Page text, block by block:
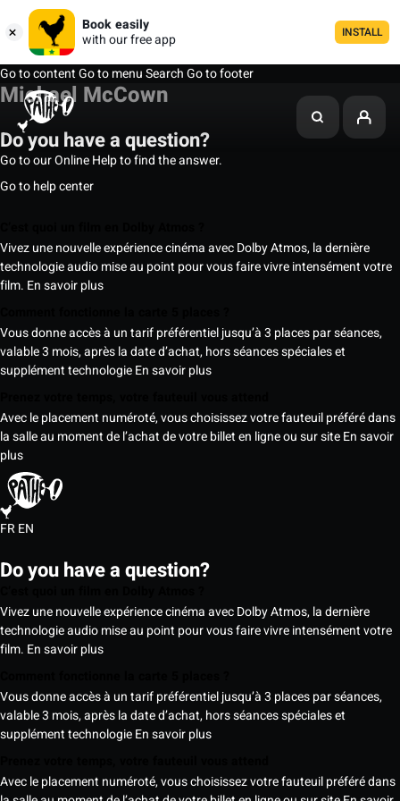
Book easily
with our free app
INSTALL
Go to contentGo to menuSearchGo to footer
Michael McCown
Do you have a question?
Go to our Online Help to find the answer.
Go to help center
Vivez une nouvelle expérience cinéma avec Dolby Atmos, la dernière
technologie audio mise au point pour vous faire vivre intensément votre
film. En savoir plus
Vous donne accès à un tarif préférentiel jusqu’à 3 places par séances,
valable 3 mois, après la date d’achat, hors séances spéciales et
supplément technologieEn savoir plus
Avec le placement numéroté, vous choisissez votre fauteuil préféré dans
la salle au moment de l’achat de votre billet en ligne ou sur siteEn savoir
plus
FREN
Do you have a question?
Vivez une nouvelle expérience cinéma avec Dolby Atmos, la dernière
technologie audio mise au point pour vous faire vivre intensément votre
film. En savoir plus
Vous donne accès à un tarif préférentiel jusqu’à 3 places par séances,
valable 3 mois, après la date d’achat, hors séances spéciales et
supplément technologieEn savoir plus
Avec le placement numéroté, vous choisissez votre fauteuil préféré dans